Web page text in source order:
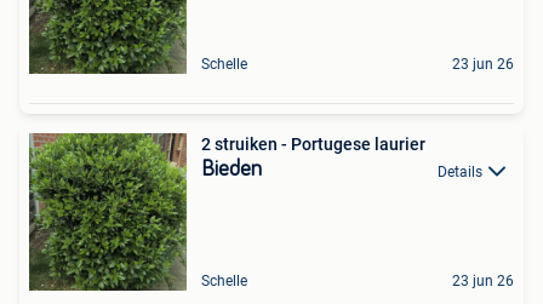
Schelle 23 jun 26
2 struiken - Portugese laurier
Bieden Details
Schelle 23 jun 26